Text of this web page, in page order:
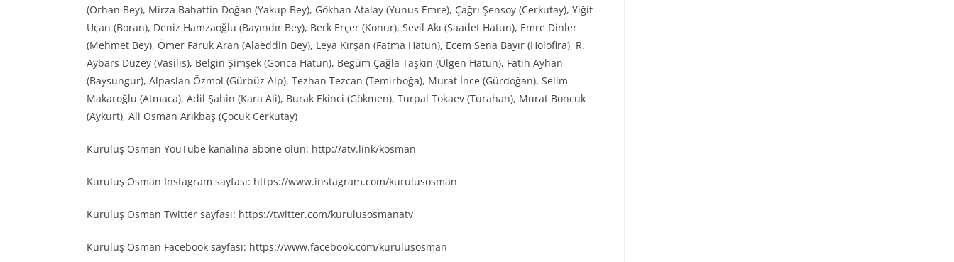
(Orhan Bey), Mirza Bahattin Doğan (Yakup Bey), Gökhan Atalay (Yunus Emre), Çağrı Şensoy (Cerkutay), Yiğit
Uçan (Boran), Deniz Hamzaoğlu (Bayındır Bey), Berk Erçer (Konur), Sevil Akı (Saadet Hatun), Emre Dinler
(Mehmet Bey), Ömer Faruk Aran (Alaeddin Bey), Leya Kırşan (Fatma Hatun), Ecem Sena Bayır (Holofira), R.
Aybars Düzey (Vasilis), Belgin Şimşek (Gonca Hatun), Begüm Çağla Taşkın (Ülgen Hatun), Fatih Ayhan
(Baysungur), Alpaslan Özmol (Gürbüz Alp), Tezhan Tezcan (Temirboğa), Murat İnce (Gürdoğan), Selim
Makaroğlu (Atmaca), Adil Şahin (Kara Ali), Burak Ekinci (Gökmen), Turpal Tokaev (Turahan), Murat Boncuk
(Aykurt), Ali Osman Arıkbaş (Çocuk Cerkutay)
Kuruluş Osman YouTube kanalına abone olun: http://atv.link/kosman
Kuruluş Osman Instagram sayfası: https://www.instagram.com/kurulusosman
Kuruluş Osman Twitter sayfası: https://twitter.com/kurulusosmanatv
Kuruluş Osman Facebook sayfası: https://www.facebook.com/kurulusosman